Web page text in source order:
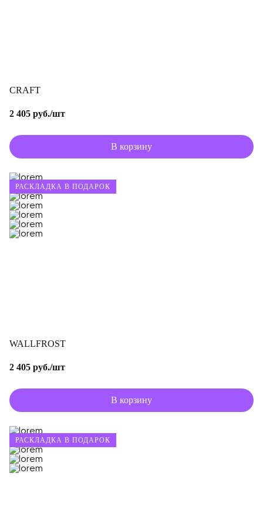
CRAFT
2 405 руб./шт
В корзину
РАСКЛАДКА В ПОДАРОК
WALLFROST
2 405 руб./шт
В корзину
РАСКЛАДКА В ПОДАРОК